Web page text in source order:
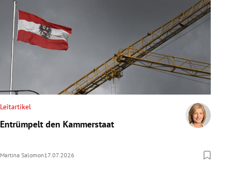
Leitartikel
Entrümpelt den Kammerstaat
Martina Salomon17.07.2026